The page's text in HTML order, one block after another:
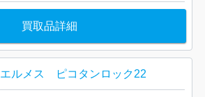
買取品詳細
エルメス ピコタンロック22